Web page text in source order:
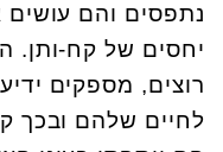
נתפסים והם
יחסים של קח-ותן.
רוצים, מספקים
לחיים שלהם ובכך